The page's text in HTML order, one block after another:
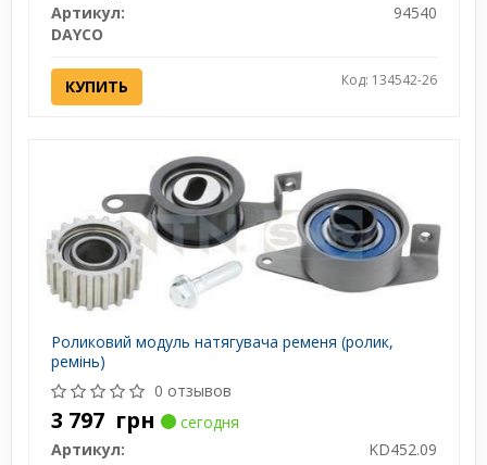
Артикул:
94540
DAYCO
КУПИТЬ Код: 134542-26
Роликовий модуль натягувача ременя (ролик,
ремінь)
0 отзывов
3 797 грн
сегодня
Артикул:
KD452.09